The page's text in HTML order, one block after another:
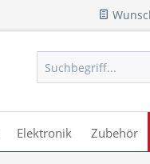
Elektronik Zubehör